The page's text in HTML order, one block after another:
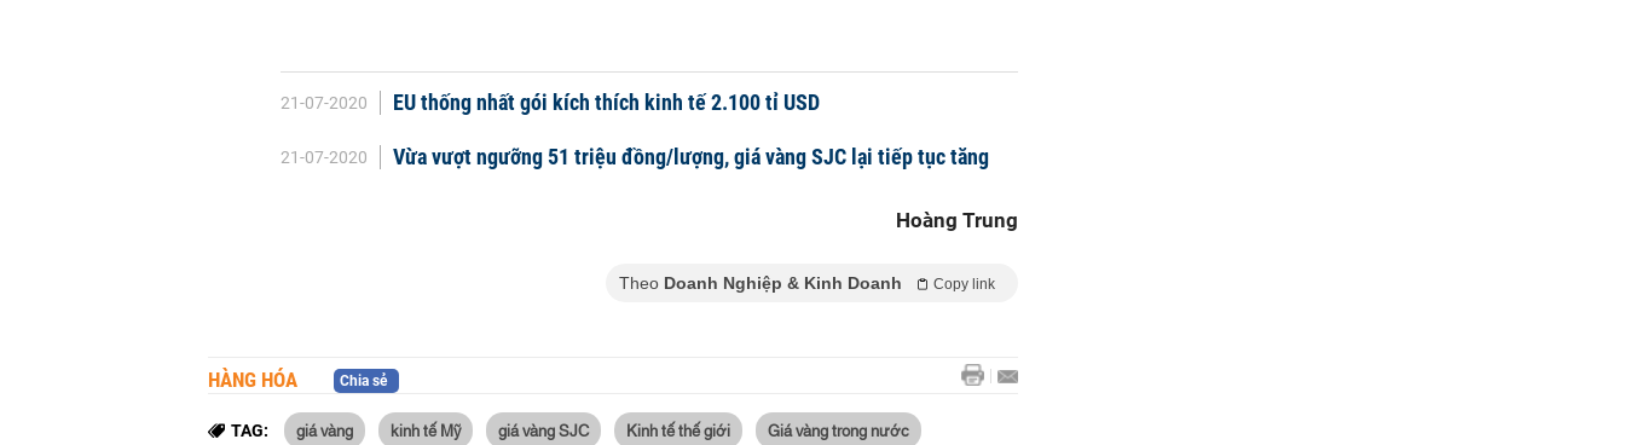
21-07-2020 EU thống nhất gói kích thích kinh tế 2.100 tỉ USD
21-07-2020 Vừa vượt ngưỡng 51 triệu đồng/lượng, giá vàng SJC lại tiếp tục tăng
Hoàng Trung
Theo Doanh Nghiệp & Kinh Doanh Copy link
HÀNG HÓA Chia sẻ
TAG: giá vàng kinh tế Mỹ giá vàng SJC Kinh tế thế giới Giá vàng trong nước